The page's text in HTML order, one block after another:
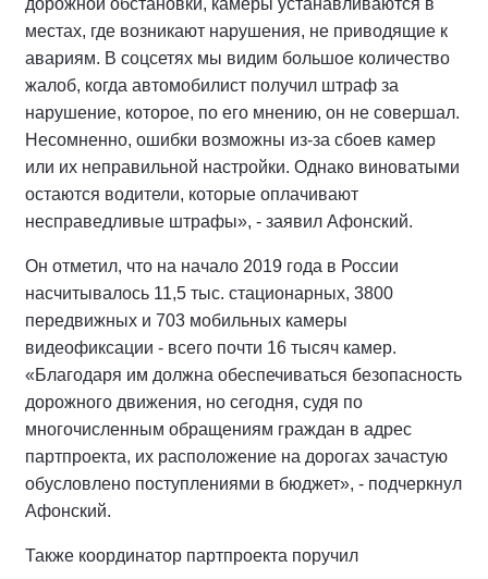
дорожной обстановки, камеры устанавливаются в
местах, где возникают нарушения, не приводящие к
авариям. В соцсетях мы видим большое количество
жалоб, когда автомобилист получил штраф за
нарушение, которое, по его мнению, он не совершал.
Несомненно, ошибки возможны из-за сбоев камер
или их неправильной настройки. Однако виноватыми
остаются водители, которые оплачивают
несправедливые штрафы», - заявил Афонский.
Он отметил, что на начало 2019 года в России
насчитывалось 11,5 тыс. стационарных, 3800
передвижных и 703 мобильных камеры
видеофиксации - всего почти 16 тысяч камер.
«Благодаря им должна обеспечиваться безопасность
дорожного движения, но сегодня, судя по
многочисленным обращениям граждан в адрес
партпроекта, их расположение на дорогах зачастую
обусловлено поступлениями в бюджет», - подчеркнул
Афонский.
Также координатор партпроекта поручил